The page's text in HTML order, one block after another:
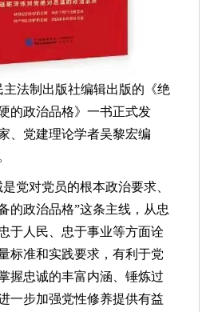
法制出版社编辑出版的《绝
政治品格》一书正式发
、党建理论学者吴黎宏编
对党员的根本政治要求、
的政治品格”这条主线，从忠
于人民、忠于事业等方面诠
标准和实践要求，有利于党
握忠诚的丰富内涵、锤炼过
一步加强党性修养提供有益